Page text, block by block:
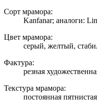
Сорт мрамора:
Kanfanar; аналоги:
Цвет мрамора:
серый, желтый,
Фактура:
резная
Текстура мрамора:
постоянная